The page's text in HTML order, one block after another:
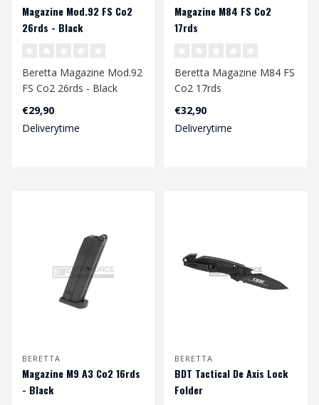
Magazine Mod.92 FS Co2
26rds - Black
Beretta Magazine Mod.92
FS Co2 26rds - Black
€29,90
Deliverytime
Magazine M84 FS Co2
17rds
Beretta Magazine M84 FS
Co2 17rds
€32,90
Deliverytime
BERETTA
Magazine M9 A3 Co2 16rds
- Black
BERETTA
BDT Tactical De Axis Lock
Folder